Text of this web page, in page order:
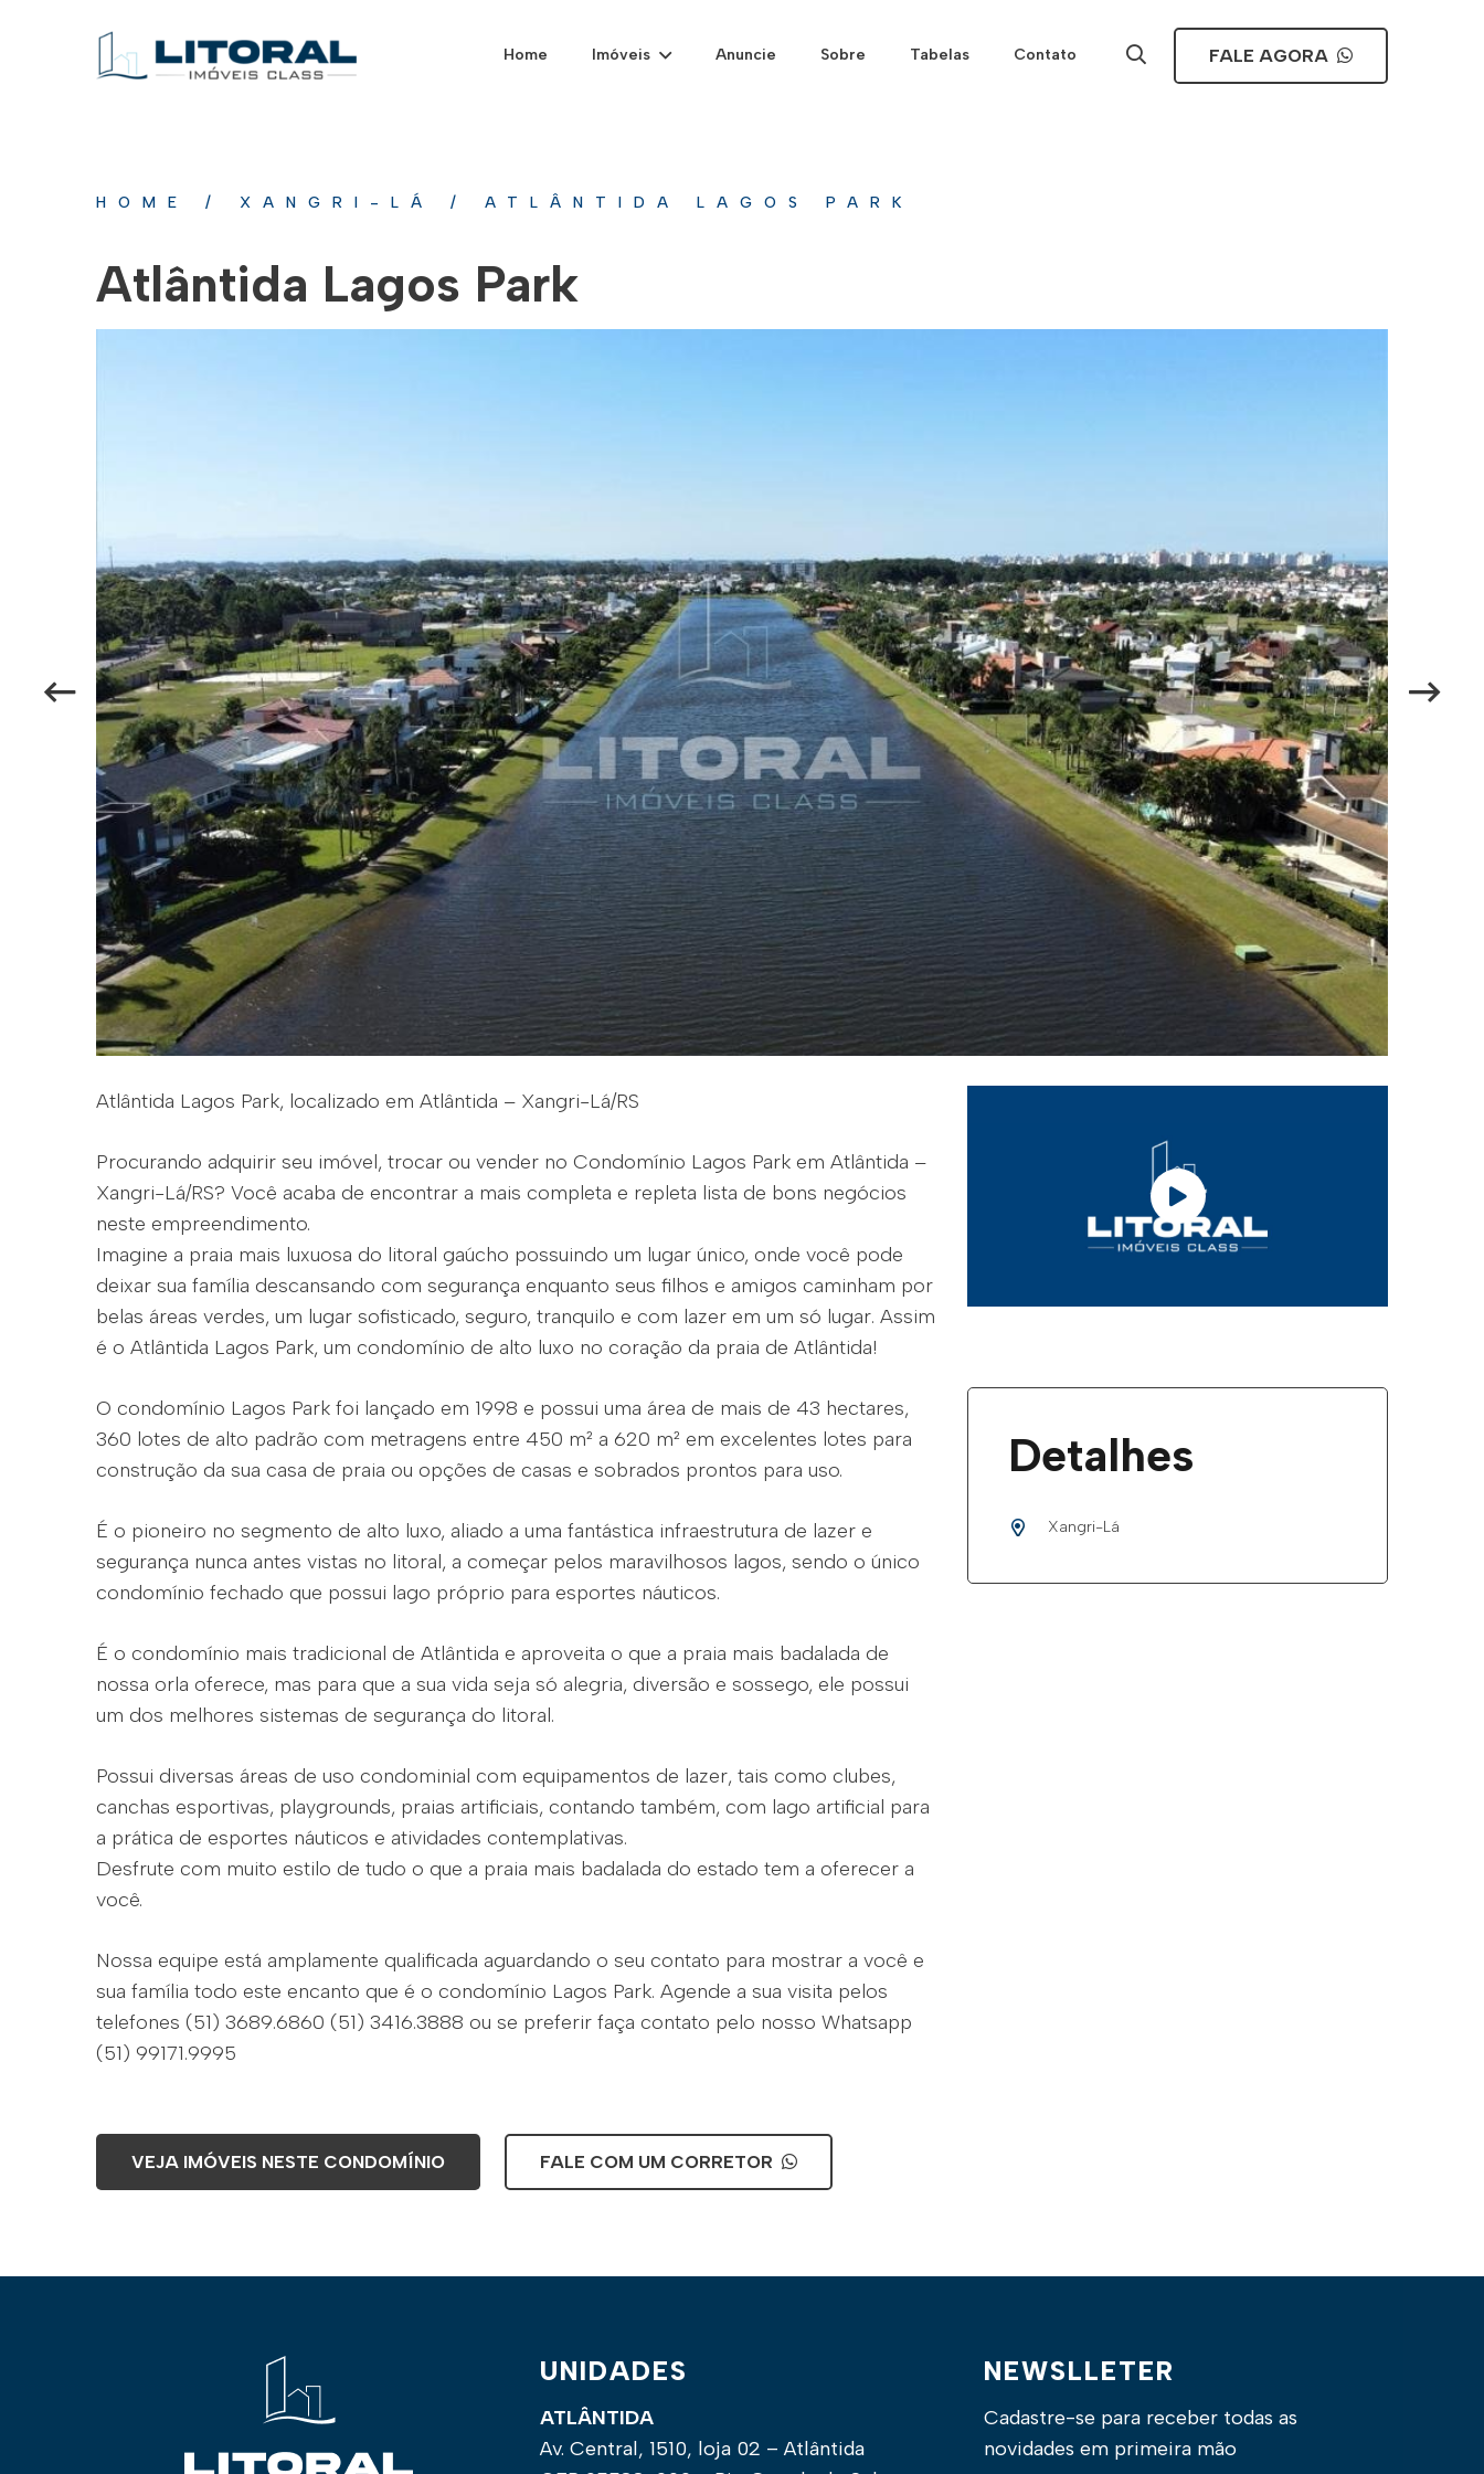
Home Imóveis Anuncie Sobre Tabelas Contato FALE AGORA
HOME / XANGRI-LÁ / ATLÂNTIDA LAGOS PARK
Atlântida Lagos Park
Atlântida Lagos Park, localizado em Atlântida – Xangri-Lá/RS
Procurando adquirir seu imóvel, trocar ou vender no Condomínio Lagos Park em Atlântida –
Xangri-Lá/RS? Você acaba de encontrar a mais completa e repleta lista de bons negócios
neste empreendimento.
Imagine a praia mais luxuosa do litoral gaúcho possuindo um lugar único, onde você pode
deixar sua família descansando com segurança enquanto seus filhos e amigos caminham por
belas áreas verdes, um lugar sofisticado, seguro, tranquilo e com lazer em um só lugar. Assim
é o Atlântida Lagos Park, um condomínio de alto luxo no coração da praia de Atlântida!
O condomínio Lagos Park foi lançado em 1998 e possui uma área de mais de 43 hectares,
360 lotes de alto padrão com metragens entre 450 m² a 620 m² em excelentes lotes para
construção da sua casa de praia ou opções de casas e sobrados prontos para uso.
É o pioneiro no segmento de alto luxo, aliado a uma fantástica infraestrutura de lazer e
segurança nunca antes vistas no litoral, a começar pelos maravilhosos lagos, sendo o único
condomínio fechado que possui lago próprio para esportes náuticos.
É o condomínio mais tradicional de Atlântida e aproveita o que a praia mais badalada de
nossa orla oferece, mas para que a sua vida seja só alegria, diversão e sossego, ele possui
um dos melhores sistemas de segurança do litoral.
Possui diversas áreas de uso condominial com equipamentos de lazer, tais como clubes,
canchas esportivas, playgrounds, praias artificiais, contando também, com lago artificial para
a prática de esportes náuticos e atividades contemplativas.
Desfrute com muito estilo de tudo o que a praia mais badalada do estado tem a oferecer a
você.
Nossa equipe está amplamente qualificada aguardando o seu contato para mostrar a você e
sua família todo este encanto que é o condomínio Lagos Park. Agende a sua visita pelos
telefones (51) 3689.6860 (51) 3416.3888 ou se preferir faça contato pelo nosso Whatsapp
(51) 99171.9995
VEJA IMÓVEIS NESTE CONDOMÍNIO FALE COM UM CORRETOR
Detalhes
Xangri-Lá
UNIDADES
ATLÂNTIDA
Av. Central, 1510, loja 02 – Atlântida
NEWSLLETER
Cadastre-se para receber todas as
novidades em primeira mão